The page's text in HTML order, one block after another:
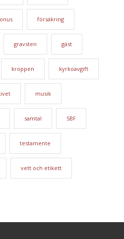
försäkring
gravsten gäst
kroppen kyrkoavgift
musik
samtal SBF
testamente
vett och etikett